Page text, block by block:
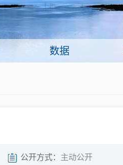
数据
公开方式： 主动公开